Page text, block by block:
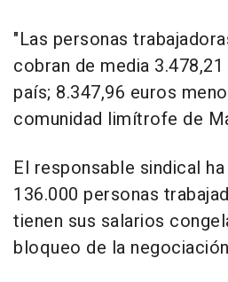
"Las personas
cobran de media
país; 8.347,96 euros
comunidad limítrofe de
El responsable sindical
136.000 personas
tienen sus salarios
bloqueo de la